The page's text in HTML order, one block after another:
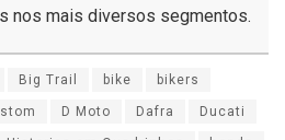
nos mais diversos segmentos.
Big Trail bike bikers
D Moto Dafra Ducati